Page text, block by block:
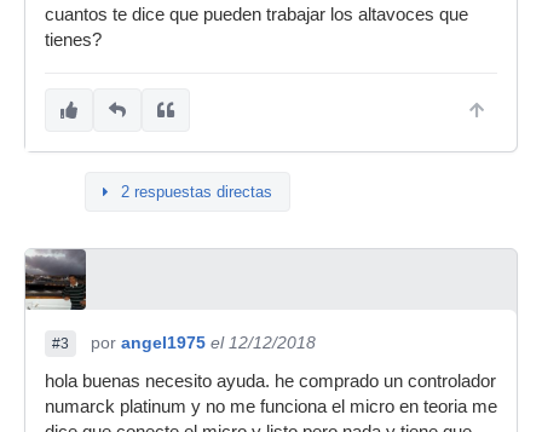
cuantos te dice que pueden trabajar los altavoces que
tienes?
2 respuestas directas
#3 por angel1975 el 12/12/2018
hola buenas necesito ayuda. he comprado un controlador
numarck platinum y no me funciona el micro en teoria me